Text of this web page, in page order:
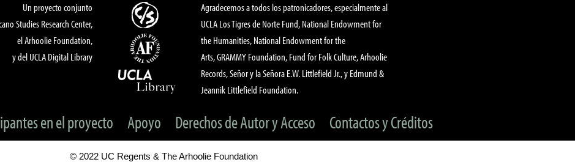
Un proyecto conjunto
Studies Research Center,
el Arhoolie Foundation,
y del UCLA Digital Library
Agradecemos a todos los patronicadores, especialmente al
UCLA Los Tigres de Norte Fund, National Endowment for
the Humanities, National Endowment for the
Arts, GRAMMY Foundation, Fund for Folk Culture, Arhoolie
Records, Señor y la Señora E.W. Littlefield Jr., y Edmund &
Jeannik Littlefield Foundation.
en el proyecto Apoyo Derechos de Autor y Acceso Contactos y Créditos
© 2022 UC Regents & The Arhoolie Foundation